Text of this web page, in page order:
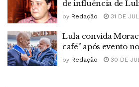
de influência de
by Redação 31 DE
Lula convida
café” após evento
by Redação 30 DE